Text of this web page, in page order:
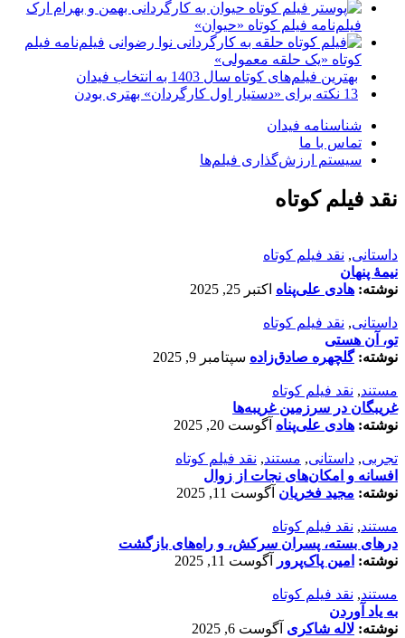
فیلم‌نامه فیلم کوتاه «حیوان»
فیلم‌نامه فیلم
کوتاه «یک حلقه معمولی»
بهترین فیلم‌های کوتاه سال 1403 به انتخاب فیدان
13 نکته برای «دستیار اول کارگردان» بهتری بودن
شناسنامه فیدان
تماس با ما
سیستم ارزش‌گذاری فیلم‌ها
نقد فیلم کوتاه
داستانی, نقد فیلم کوتاه
نیمۀ پنهان
نوشته: هادی علی‌پناه اکتبر 25, 2025
داستانی, نقد فیلم کوتاه
تو، آن هستی
نوشته:گلچهره صادق‌زاده سپتامبر 9, 2025
مستند, نقد فیلم کوتاه
غریبگان در سرزمین غریبه‌ها
نوشته: هادی علی‌پناه آگوست 20, 2025
تجربی, داستانی, مستند, نقد فیلم کوتاه
افسانه‌ و امکان‌های نجات از زوال
نوشته: مجید فخریان آگوست 11, 2025
مستند, نقد فیلم کوتاه
درهای بسته، پسران سرکش، و راه‌های بازگشت
نوشته: امین پاک‌پرور آگوست 11, 2025
مستند, نقد فیلم کوتاه
به یاد آوردن
نوشته: لاله شاکری آگوست 6, 2025